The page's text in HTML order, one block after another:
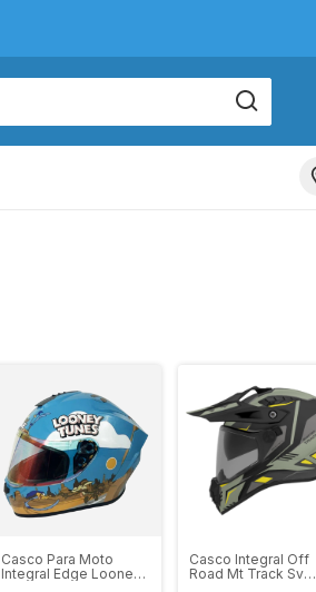
Casco Para Moto
Integral Edge Looney
Casco Integral Off
Road Mt Track Sv